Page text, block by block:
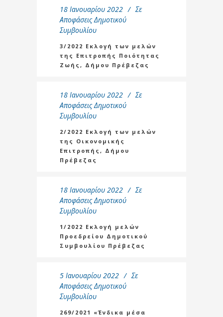
18 Ιανουαρίου 2022
Σε
Αποφάσεις Δημοτικού
Συμβουλίου
3/2022 Εκλογή των μελών
της Επιτροπής Ποιότητας
Ζωής, Δήμου Πρέβεζας
18 Ιανουαρίου 2022
Σε
Αποφάσεις Δημοτικού
Συμβουλίου
2/2022 Εκλογή των μελών
της Οικονομικής
Επιτροπής, Δήμου
Πρέβεζας
18 Ιανουαρίου 2022
Σε
Αποφάσεις Δημοτικού
Συμβουλίου
1/2022 Εκλογή μελών
Προεδρείου Δημοτικού
Συμβουλίου Πρέβεζας
5 Ιανουαρίου 2022
Σε
Αποφάσεις Δημοτικού
Συμβουλίου
269/2021 «Ένδικα μέσα